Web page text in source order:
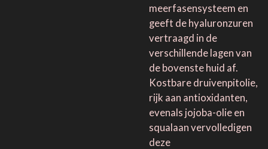
meerfasensysteem en
geeft de hyaluronzuren
vertraagd in de
verschillende lagen van
de bovenste huid af.
Kostbare druivenpitolie,
rijk aan antioxidanten,
evenals jojoba-olie en
squalaan vervolledigen
deze